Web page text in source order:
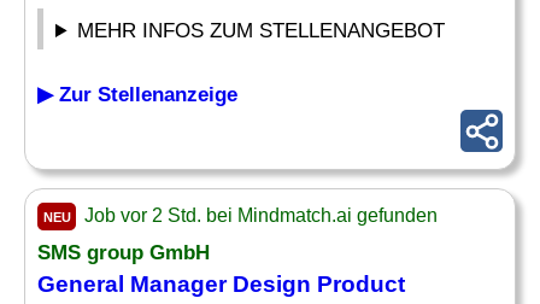
MEHR INFOS ZUM STELLENANGEBOT
▶ Zur Stellenanzeige
NEU Job vor 2 Std. bei Mindmatch.ai gefunden
SMS group GmbH
General Manager Design Product